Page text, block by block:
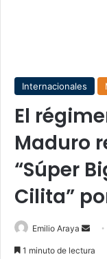
Internacionales
El
Maduro
“Súper
Cilita”
Emilio Araya
1 minuto de lectura